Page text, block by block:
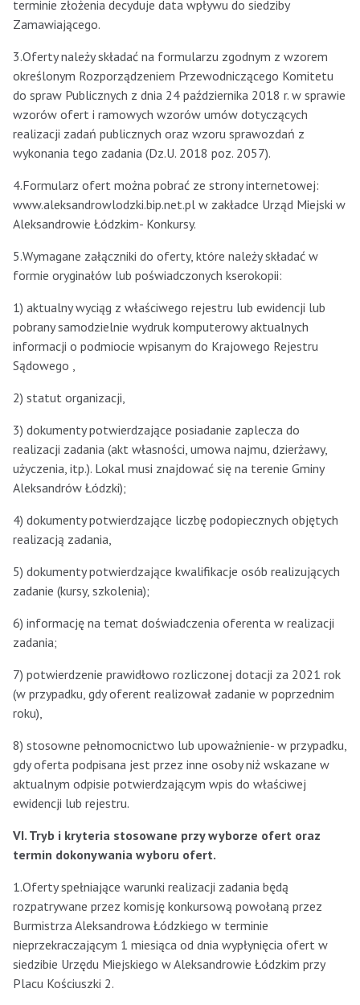
terminie złożenia decyduje data wpływu do siedziby
Zamawiającego.
3.Oferty należy składać na formularzu zgodnym z wzorem
określonym Rozporządzeniem Przewodniczącego Komitetu
do spraw Publicznych z dnia 24 października 2018 r. w sprawie
wzorów ofert i ramowych wzorów umów dotyczących
realizacji zadań publicznych oraz wzoru sprawozdań z
wykonania tego zadania (Dz.U. 2018 poz. 2057).
4.Formularz ofert można pobrać ze strony internetowej:
www.aleksandrowlodzki.bip.net.pl w zakładce Urząd Miejski w
Aleksandrowie Łódzkim- Konkursy.
5.Wymagane załączniki do oferty, które należy składać w
formie oryginałów lub poświadczonych kserokopii:
1) aktualny wyciąg z właściwego rejestru lub ewidencji lub
pobrany samodzielnie wydruk komputerowy aktualnych
informacji o podmiocie wpisanym do Krajowego Rejestru
Sądowego ,
2) statut organizacji,
3) dokumenty potwierdzające posiadanie zaplecza do
realizacji zadania (akt własności, umowa najmu, dzierżawy,
użyczenia, itp.). Lokal musi znajdować się na terenie Gminy
Aleksandrów Łódzki);
4) dokumenty potwierdzające liczbę podopiecznych objętych
realizacją zadania,
5) dokumenty potwierdzające kwalifikacje osób realizujących
zadanie (kursy, szkolenia);
6) informację na temat doświadczenia oferenta w realizacji
zadania;
7) potwierdzenie prawidłowo rozliczonej dotacji za 2021 rok
(w przypadku, gdy oferent realizował zadanie w poprzednim
roku),
8) stosowne pełnomocnictwo lub upoważnienie- w przypadku,
gdy oferta podpisana jest przez inne osoby niż wskazane w
aktualnym odpisie potwierdzającym wpis do właściwej
ewidencji lub rejestru.
VI. Tryb i kryteria stosowane przy wyborze ofert oraz
termin dokonywania wyboru ofert.
1.Oferty spełniające warunki realizacji zadania będą
rozpatrywane przez komisję konkursową powołaną przez
Burmistrza Aleksandrowa Łódzkiego w terminie
nieprzekraczającym 1 miesiąca od dnia wypłynięcia ofert w
siedzibie Urzędu Miejskiego w Aleksandrowie Łódzkim przy
Placu Kościuszki 2.